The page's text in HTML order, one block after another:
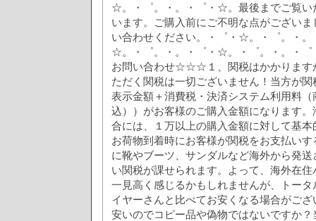
☆。・゜。・。・゜・☆。最後までご覧い
います。ご購入前にご不明な点がござい
い合わせください。・゜・☆。・゜。・。
☆。・゜。・。・゜・☆。・゜。・。・
お問い合わせ☆☆☆１、関税はかかります
ただく関税は一切ございません！当方が
表示金額＋消費税・決済システム利用料
込））がお客様のご購入金額になります
合には、１万以上の購入金額に対して基
お荷物到着時にお客様が関税をお支払い
に靴やブーツ、サンダルなど海外から発
い関税が課せられます。よって、海外在
一見高く感じるかもしれませんが、トー
イヤーさんと比べてお安くなる場合がご
安いのでコピー品や偽物ではないですか